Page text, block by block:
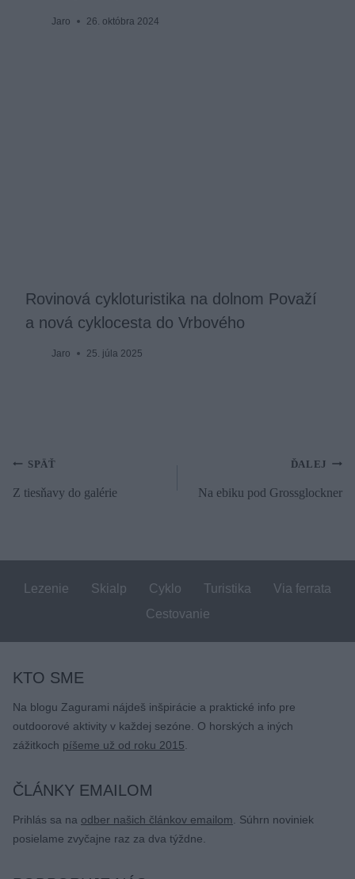
Jaro 26. októbra 2024
Rovinová cykloturistika na dolnom Považí
a nová cyklocesta do Vrbového
Jaro 25. júla 2025
Navigácia
SPÄŤ
Z tiesňavy do galérie
ĎALEJ
Na ebiku pod Grossglockner
Lezenie Skialp Cyklo Turistika
Via ferrata
Cestovanie
KTO SME
Na blogu Zagurami nájdeš inšpirácie a praktické info pre
outdoorové aktivity v každej sezóne. O horských a iných
zážitkoch píšeme už od roku 2015.
ČLÁNKY EMAILOM
Prihlás sa na odber našich článkov emailom. Súhrn noviniek
posielame zvyčajne raz za dva týždne.